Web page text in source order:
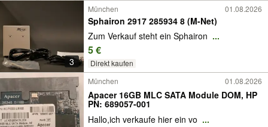
3
München 01.08.2026
Sphairon 2917 285934 8 (M-Net)
Zum Verkauf steht ein Sphairon ...
5 €
Direkt kaufen
München 01.08.2026
Apacer 16GB MLC SATA Module DOM, HP
PN: 689057-001
Hallo,ich verkaufe hier ein vo ...